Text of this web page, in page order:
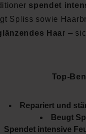
spendet
Spliss sowie
Haar –
Top-
Repariert und
Beugt
Spendet intensive